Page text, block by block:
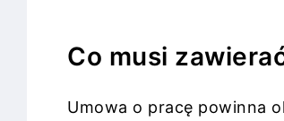
Co musi
Umowa o pracę powinna